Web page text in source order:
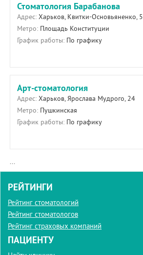
Стоматология Барабанова
Адрес: Харьков, Квитки-Основьяненко, 5
Метро: Площадь Конституции
График работы: По графику
Арт-стоматология
Адрес: Харьков, Ярослава Мудрого, 24
Метро: Пушкинская
График работы: По графику
...
РЕЙТИНГИ
Рейтинг стоматологий
Рейтинг стоматологов
Рейтинг страховых компаний
ПАЦИЕНТУ